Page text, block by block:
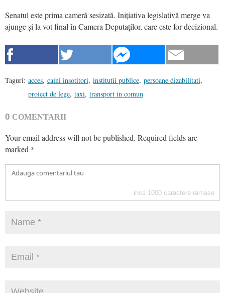
Senatul este prima cameră sesizată. Inițiativa legislativă merge va
ajunge și la vot final în Camera Deputaților, care este for decizional.
Taguri: acces, caini insotitori, institutii publice, persoane dizabilitati,
proiect de lege, taxi, transport in comun
0 COMENTARII
Your email address will not be published. Required fields are
marked *
inca 1000 caractere ramase